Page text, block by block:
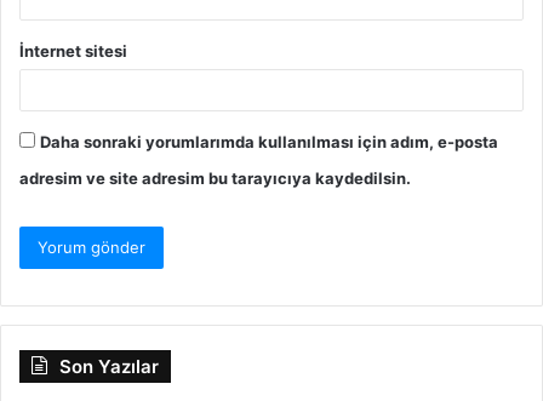
İnternet sitesi
Daha sonraki yorumlarımda kullanılması için adım, e-posta
adresim ve site adresim bu tarayıcıya kaydedilsin.
Son Yazılar